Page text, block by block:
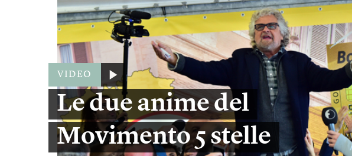
VIDEO
Le due anime del
Movimento 5 stelle